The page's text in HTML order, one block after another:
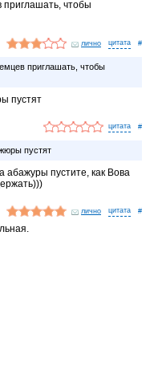
приглашать, чтобы
лично #
приглашать, чтобы
пустят
#
пустят
абажуры пустите, как Вова
лично #